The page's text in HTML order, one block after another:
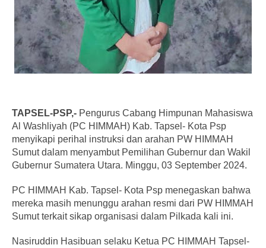
TAPSEL-PSP,- Pengurus Cabang Himpunan Mahasiswa
Al Washliyah (PC HIMMAH) Kab. Tapsel- Kota Psp
menyikapi perihal instruksi dan arahan PW HIMMAH
Sumut dalam menyambut Pemilihan Gubernur dan Wakil
Gubernur Sumatera Utara. Minggu, 03 September 2024.
PC HIMMAH Kab. Tapsel- Kota Psp menegaskan bahwa
mereka masih menunggu arahan resmi dari PW HIMMAH
Sumut terkait sikap organisasi dalam Pilkada kali ini.
Nasiruddin Hasibuan selaku Ketua PC HIMMAH Tapsel-